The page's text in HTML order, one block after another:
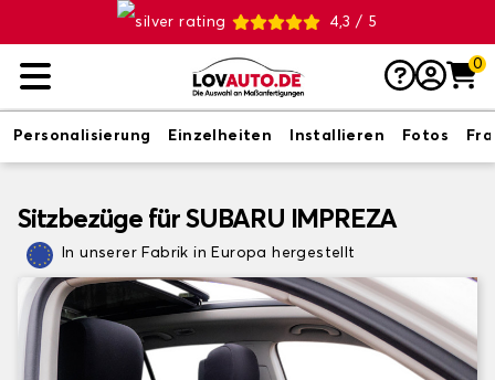
4,3 / 5
0
Personalisierung Einzelheiten Installieren Fotos
Sitzbezüge für SUBARU IMPREZA
In unserer Fabrik in Europa hergestellt